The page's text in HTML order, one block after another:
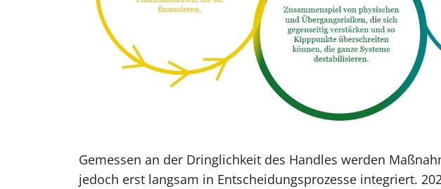
Gemessen an der Dringlichkeit des Handles werden
jedoch erst langsam in Entscheidungsprozesse integriert.